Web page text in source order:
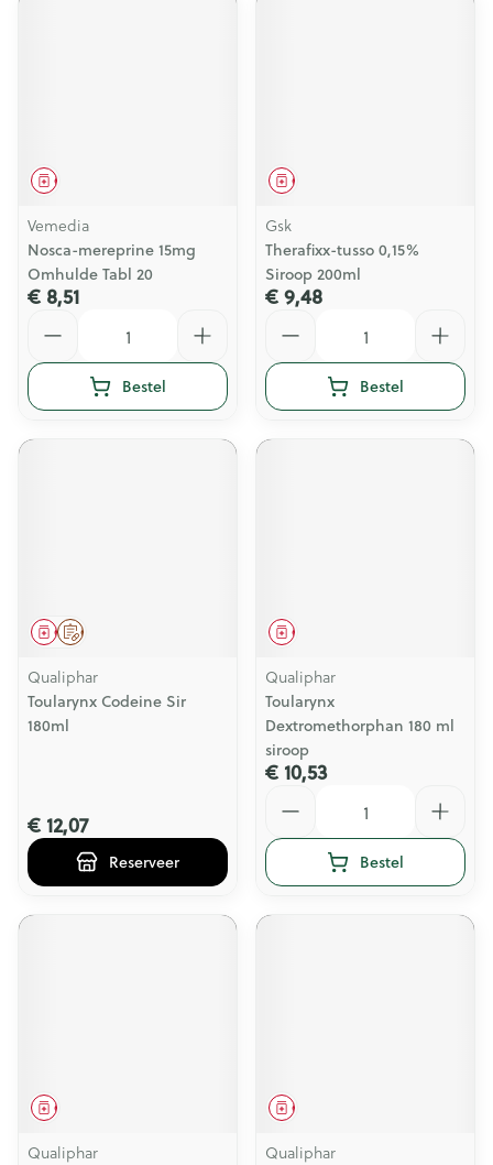
Geneesmiddel
Vemedia
Nosca-mereprine 15mg
Omhulde Tabl 20
€ 8,51
Bestel
Geneesmiddel
Gsk
Therafixx-tusso 0,15%
Siroop 200ml
€ 9,48
Bestel
Op voorschrift
Geneesmiddel
Qualiphar
Toularynx Codeine Sir
180ml
€ 12,07
Reserveer
Geneesmiddel
Qualiphar
Toularynx
Dextromethorphan 180 ml
siroop
€ 10,53
Bestel
Geneesmiddel
Qualiphar
Geneesmiddel
Qualiphar